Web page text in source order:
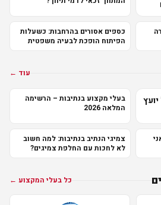
כספים אסורים בהרחבות: כשעלות
הפיתוח הופכת לבעיה משפטית
עוד ←
בעלי מקצוע בנתיבות – הרשימה
המלאה 2026
צמיגי הנתיב בנתיבות: למה חשוב
לא לחכות עם החלפת צמיגים?
כל בעלי המקצוע ←